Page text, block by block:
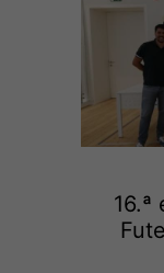
16.ª